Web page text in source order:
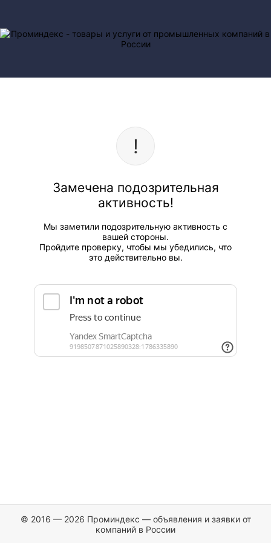
Замечена подозрительная
активность!
Мы заметили подозрительную активность с
вашей стороны.
Пройдите проверку, чтобы мы убедились, что
это действительно вы.
© 2016 — 2026 Проминдекс — объявления и заявки от
компаний в России